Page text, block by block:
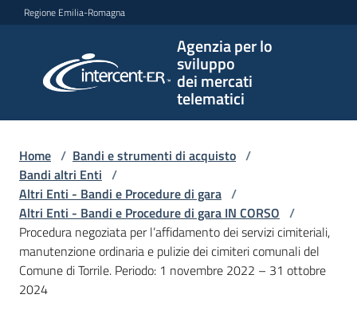
Vai al contenuto
Vai alla navigazione
Vai al footer
Regione Emilia-Romagna
Agenzia per lo
sviluppo
dei mercati
telematici
per lo
sviluppo
telematici
L'Agenzia
Bandi
Home / Bandi e strumenti di acquisto /
Bandi altri Enti /
Altri Enti - Bandi e Procedure di gara /
Altri Enti - Bandi e Procedure di gara IN CORSO /
Procedura negoziata per l’affidamento dei servizi cimiteriali,
manutenzione ordinaria e pulizie dei cimiteri comunali del
Comune di Torrile. Periodo: 1 novembre 2022 – 31 ottobre
2024